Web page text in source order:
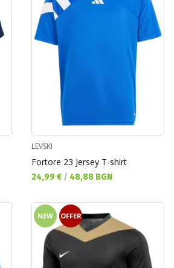
LEVSKI
Fortore 23 Jersey T-shirt
Текуща цена:
24,99 € / 48,88 BGN
NEW OFFER